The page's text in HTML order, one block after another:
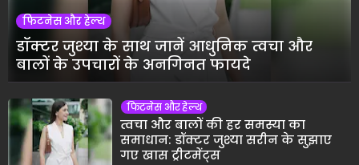
फिटनेस और हेल्थ
डॉक्टर जुश्या के साथ जानें आधुनिक त्वचा और
बालों के उपचारों के अनगिनत फायदे
फिटनेस और हेल्थ
त्वचा और बालों की हर समस्या का
समाधान: डॉक्टर जुश्या सरीन के सुझाए
गए खास ट्रीटमेंट्स